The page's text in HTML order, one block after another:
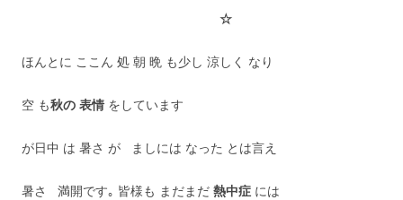
☆
ほんとに ここん 処 朝 晩 も少し 涼しく なり
空 も秋の 表情 をしています
が日中 は 暑さ が ましには なった とは言え
暑さ 満開です｡ 皆様も まだまだ 熱中症 には